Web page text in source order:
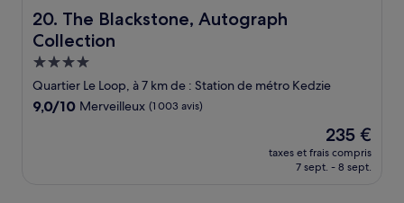
20. The Blackstone, Autograph
Collection
The Blackstone, Autograph Collection
Hébergement
4.0 étoiles
Quartier Le Loop, à 7 km de : Station de métro Kedzie
9.0
9,0/10 Merveilleux (1 003 avis)
Le
nouveau
prix
235 €
taxes et frais compris
7 sept. - 8 sept.